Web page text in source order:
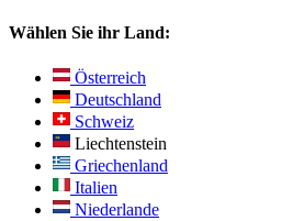
Wählen Sie ihr Land:
Österreich
Deutschland
Schweiz
Liechtenstein
Griechenland
Italien
Niederlande